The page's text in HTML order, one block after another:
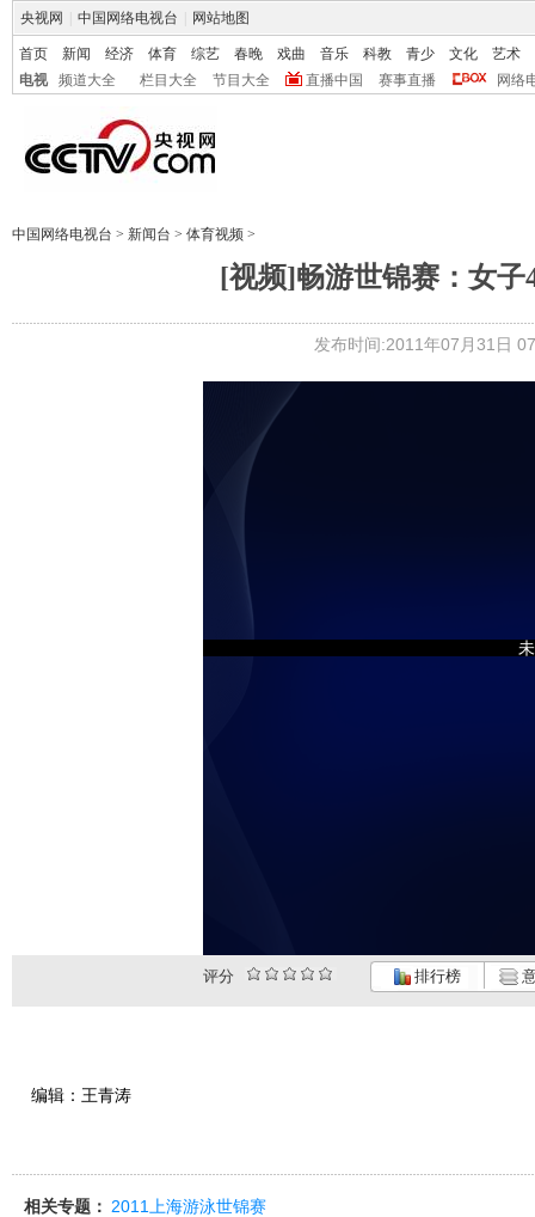
央视网 中国网络电视台 网站地图
首页 新闻 经济 体育 综艺 春晚 戏曲 音乐 科教 青少 文化
艺术
电视
频道大全 栏目大全 节目大全 直播中国 赛事直播 网络
中国网络电视台 > 新闻台 > 体育视频 >
[视频]畅游世锦赛：女子
发布时间:2011年07月31日
评分 排行榜
编辑：王青涛
相关专题： 2011上海游泳世锦赛